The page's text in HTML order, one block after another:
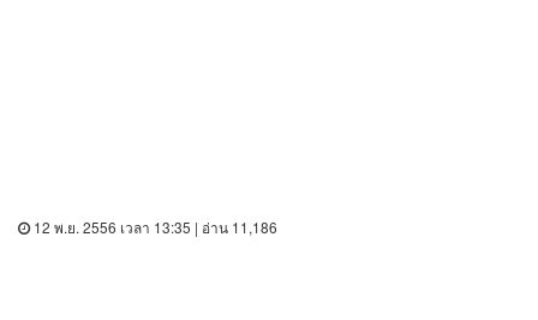
12 พ.ย. 2556 เวลา 13:35 | อ่าน 11,186